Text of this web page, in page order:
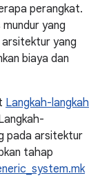
perangkat.
yang
arsitektur yang
biaya dan
Langkah-langkah
pada arsitektur
tahap